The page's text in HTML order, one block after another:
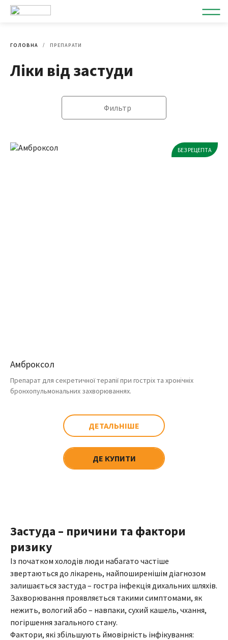
ГОЛОВНА ПРЕПАРАТИ
Ліки від застуди
Фильтр
БЕЗ РЕЦЕПТА
Амброксол
Препарат для секретичної терапії при гостріх та хронічніх
бронхопульмональних захворюваннях.
ДЕТАЛЬНІШЕ
ДЕ КУПИТИ
Застуда – причини та фактори
ризику
Із початком холодів люди набагато частіше
звертаються до лікарень, найпоширенішім діагнозом
залишається застуда – гостра інфекція дихальних шляхів.
Захворювання проявляється такими симптомами, як
нежить, вологий або – навпаки, сухий кашель, чхання,
погіршення загального стану.
Фактори, які збільшують ймовірність інфікування: